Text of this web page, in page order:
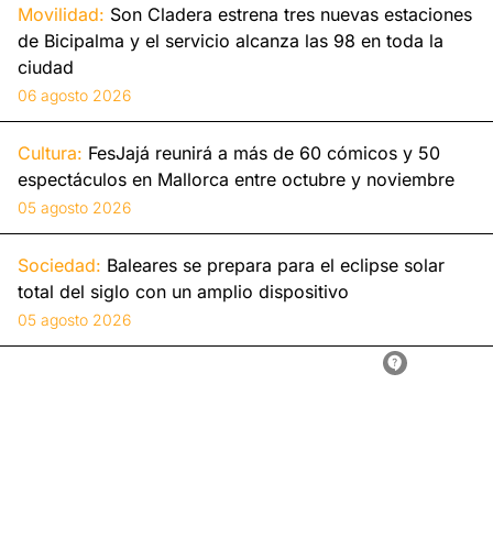
Movilidad: Son Cladera estrena tres nuevas estaciones
de Bicipalma y el servicio alcanza las 98 en toda la
ciudad
06 agosto 2026
Cultura: FesJajá reunirá a más de 60 cómicos y 50
espectáculos en Mallorca entre octubre y noviembre
05 agosto 2026
Sociedad: Baleares se prepara para el eclipse solar
total del siglo con un amplio dispositivo
05 agosto 2026